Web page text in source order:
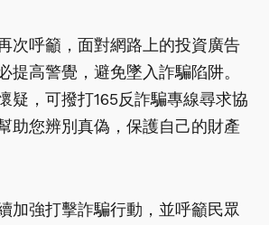
次呼籲，面對網路上的投資廣告
提高警覺，避免墜入詐騙陷阱。
疑，可撥打165反詐騙專線尋求協
助您辨別真偽，保護自己的財產
加強打擊詐騙行動，並呼籲民眾